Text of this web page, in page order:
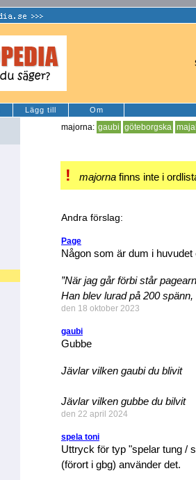
Lägg till Om
majorna: gaubi göteborgska
! majorna finns inte i
Andra förslag:
Page
Någon som är dum i huvudet
”När jag går förbi står
Han blev lurad på 200
den 18 oktober 2023
gaubi
Gubbe
Jävlar vilken gaubi du blivit
Jävlar vilken gubbe du bilvit
den 22 april 2024
spela toni
Uttryck för typ "spelar tung /
(förort i gbg) använder det.